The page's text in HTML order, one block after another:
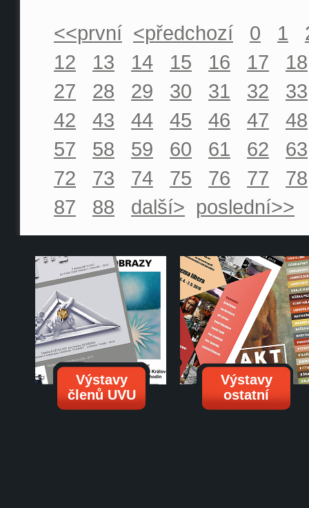
<<první <předchozí 0 1
12
13 14 15 16 17
18
27
28 29 30 31 32
33
42
43 44 45 46 47
48
57
58 59 60 61 62
63
72
73 74 75 76 77
78
87
88 další> poslední>>
Výstavy
členů UVU
Výstavy
ostatní